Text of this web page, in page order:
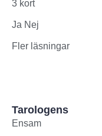
3 kort
Ja Nej
Fler läsningar
Tarologens
Ensam